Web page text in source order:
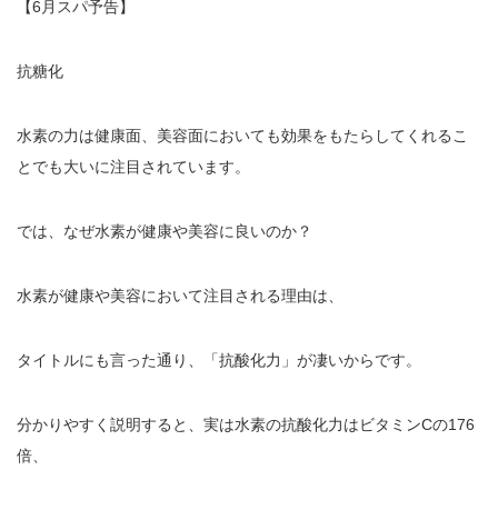
【6 月スパ予告】
抗糖化
水素の力は健康面、美容面においても効果をもたらしてくれるこ
とでも大いに注目されています。
では、なぜ水素が健康や美容に良いのか？
水素が健康や美容において注目される理由は、
タイトルにも言った通り、「抗酸化力」が凄いからです。
分かりやすく説明すると、実は水素の抗酸化力はビタミンCの176
倍、